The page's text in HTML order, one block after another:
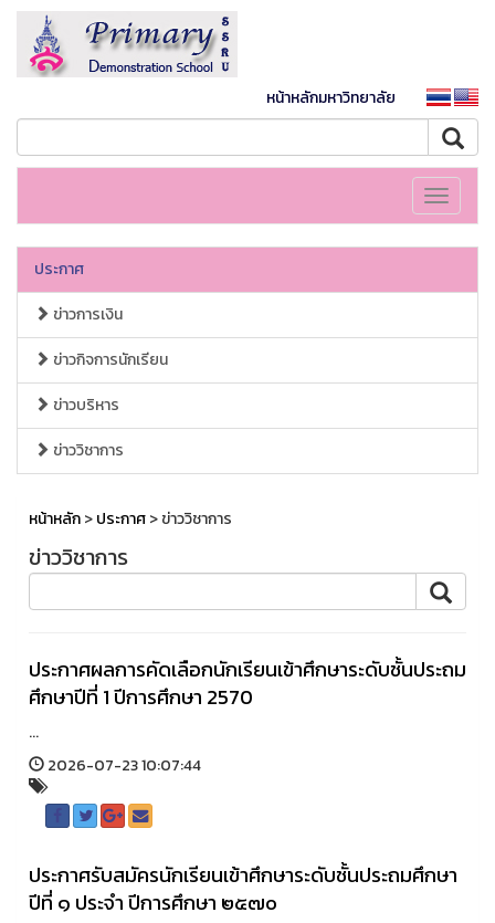
หน้าหลักมหาวิทยาลัย
Toggle
ประกาศ
ข่าวการเงิน
ข่าวกิจการนักเรียน
ข่าวบริหาร
ข่าววิชาการ
หน้าหลัก>ประกาศ> ข่าววิชาการ
ข่าววิชาการ
ประกาศผลการคัดเลือกนักเรียนเข้าศึกษาระดับชั้นประถม
ศึกษาปีที่ 1 ปีการศึกษา 2570
...
2026-07-23 10:07:44
ประกาศรับสมัครนักเรียนเข้าศึกษาระดับชั้นประถมศึกษา
ปีที่ ๑ ประจำ ปีการศึกษา ๒๕๗๐